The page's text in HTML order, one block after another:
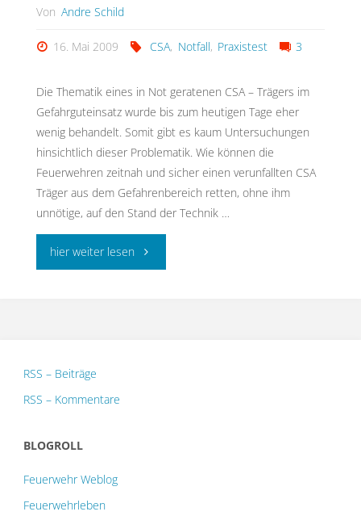
Von Andre Schild
16. Mai 2009 CSA, Notfall, Praxistest 3
Die Thematik eines in Not geratenen CSA – Trägers im
Gefahrguteinsatz wurde bis zum heutigen Tage eher
wenig behandelt. Somit gibt es kaum Untersuchungen
hinsichtlich dieser Problematik. Wie können die
Feuerwehren zeitnah und sicher einen verunfallten CSA
Träger aus dem Gefahrenbereich retten, ohne ihm
unnötige, auf den Stand der Technik …
hier weiter lesen"Praxisversuche
RSS – Beiträge
RSS – Kommentare
BLOGROLL
Feuerwehr Weblog
Feuerwehrleben